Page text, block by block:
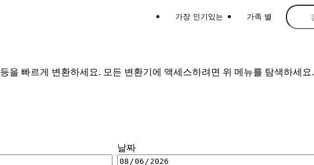
가장 인기있는 가족 별
등을 빠르게 변환하세요. 모든 변환기에 액세스하려면 위 메뉴를 탐색하세요.
날짜